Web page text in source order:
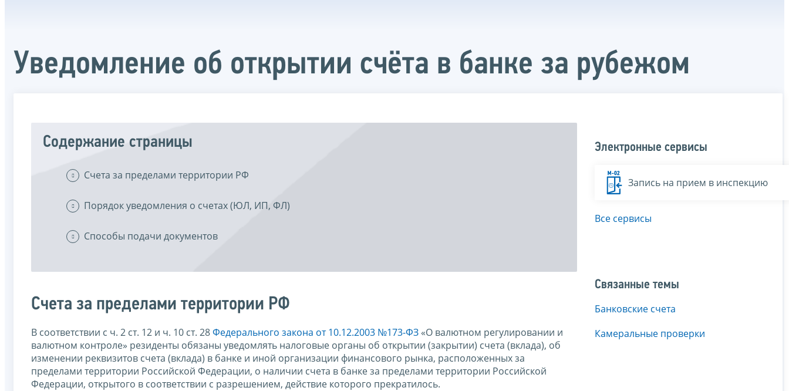
Уведомление об открытии счёта в банке за рубежом
Содержание страницы
Счета за пределами территории РФ
Порядок уведомления о счетах (ЮЛ, ИП, ФЛ)
Способы подачи документов
Счета за пределами территории РФ
В соответствии с ч. 2 ст. 12 и ч. 10 ст. 28Федерального закона от 10.12.2003 №173-ФЗ «О валютном регулировании и
валютном контроле» резиденты обязаны уведомлять налоговые органы об открытии (закрытии) счета (вклада), об
изменении реквизитов счета (вклада) в банке и иной организации финансового рынка, расположенных за
пределами территории Российской Федерации, о наличии счета в банке за пределами территории Российской
Федерации, открытого в соответствии с разрешением, действие которого прекратилось.
Электронные сервисы
Запись на прием в инспекцию
Все сервисы
Связанные темы
Банковские счета
Камеральные проверки